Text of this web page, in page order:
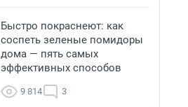
Быстро покраснеют: как
соспеть зеленые помидоры
дома — пять самых
эффективных способов
9 814 3